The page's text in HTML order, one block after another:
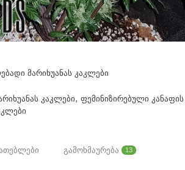
ᲛᲐᲠᲘᲮᲣᲐᲜᲐᲡ ᲙᲐᲙᲚᲔᲑᲘ
ᲙᲐᲙᲚᲔᲑᲘ, ᲤᲔᲛᲘᲜᲘᲖᲘᲠᲔᲑᲣᲚᲘ
ᲒᲐᲛᲝᲮᲛᲐᲣᲠᲔᲑᲐ 13